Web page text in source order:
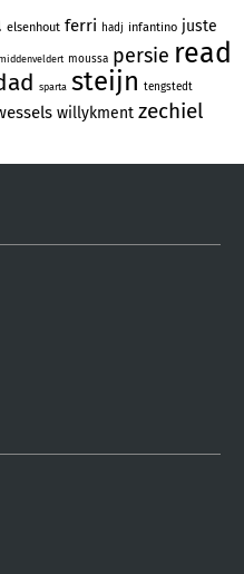
elsenhout ferri hadj infantino juste
moussa persie read
sparta steijn tengstedt
willykment zechiel